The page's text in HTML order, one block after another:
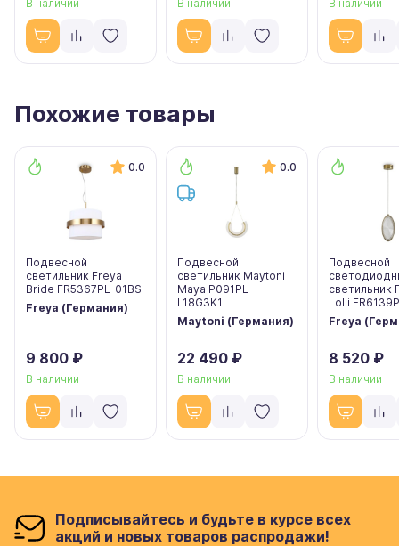
В наличии В наличии В наличии
Похожие товары
0.0
Подвесной
светильник Freya
Bride FR5367PL-01BS
Freya (Германия)
9 800 ₽
В наличии
0.0
Подвесной
светильник Maytoni
Maya P091PL-
L18G3K1
Maytoni (Германия)
22 490 ₽
В наличии
Подвесной
светильник
Lolli
Freya
8 520 ₽
В наличии
Подписывайтесь и будьте в курсе всех
акций и новых товаров распродажи!